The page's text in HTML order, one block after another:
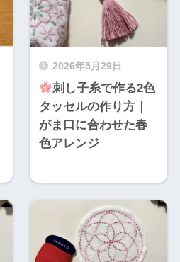
2026年5月29日
刺し子糸で作る2色
タッセルの作り方｜
がま口に合わせた春
色アレンジ